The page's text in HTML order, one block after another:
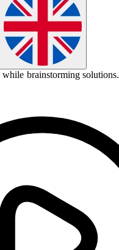
while brainstorming solutions.